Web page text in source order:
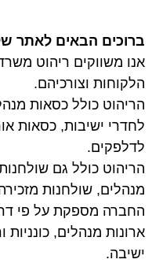
ברוכים הבאים לאתר
אנו משווקים ריהוט
הלקוחות וצורכיהם.
הריהוט כולל כסאות
לחדרי ישיבות, כסאות
לדלפקים.
הריהוט כולל גם
מנהלים, שולחנות
החברה מספקת על פי
ארונות מנהלים, כונניות
ישיבה.